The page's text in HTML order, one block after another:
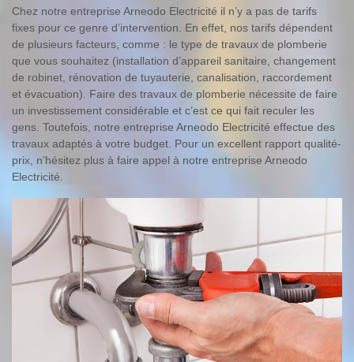
Chez notre entreprise Arneodo Electricité il n’y a pas de tarifs
fixes pour ce genre d’intervention. En effet, nos tarifs dépendent
de plusieurs facteurs, comme : le type de travaux de plomberie
que vous souhaitez (installation d’appareil sanitaire, changement
de robinet, rénovation de tuyauterie, canalisation, raccordement
et évacuation). Faire des travaux de plomberie nécessite de faire
un investissement considérable et c’est ce qui fait reculer les
gens. Toutefois, notre entreprise Arneodo Electricité effectue des
travaux adaptés à votre budget. Pour un excellent rapport qualité-
prix, n’hésitez plus à faire appel à notre entreprise Arneodo
Electricité.